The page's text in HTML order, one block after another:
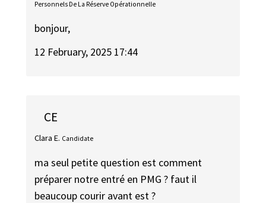
Personnels De La Réserve Opérationnelle
bonjour,
12 February, 2025 17:44
CE
Clara E. Candidate
ma seul petite question est comment
préparer notre entré en PMG ? faut il
beaucoup courir avant est ?